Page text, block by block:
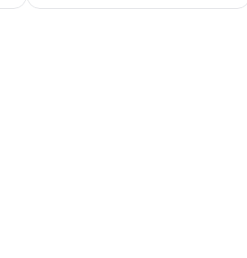
und zwei Wandleuchten.